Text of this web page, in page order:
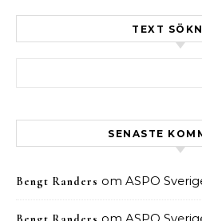
TEXT
SENASTE
Bengt Randers om ASPO